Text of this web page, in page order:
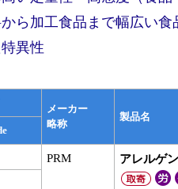
ら加工食品まで幅広い食
異性
メーカー
略称
製品名
PRM アレルゲ